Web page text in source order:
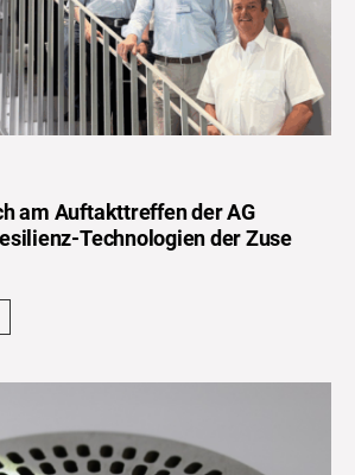
am Auftakttreffen der AG
Technologien der Zuse